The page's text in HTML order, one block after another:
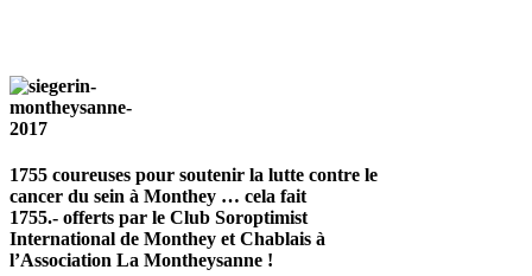
1755 coureuses pour soutenir la lutte contre le
cancer du sein à Monthey … cela fait
1755.- offerts par le Club Soroptimist
International de Monthey et Chablais à
l’Association La Montheysanne !